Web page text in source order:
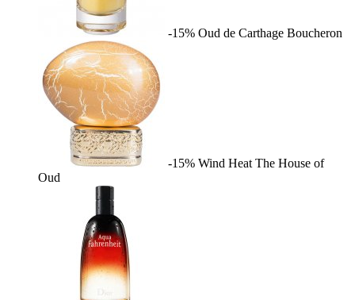
-15% Oud de Carthage Boucheron
-15% Wind Heat The House of
Oud